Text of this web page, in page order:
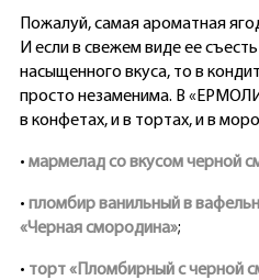
Пожалуй, самая ароматная
И если в свежем виде ее
насыщенного вкуса, то в
просто незаменима. В
в конфетах, и в тортах, и в
• мармелад со вкусом черной
• пломбир ванильный в
«Черная смородина»;
• торт «Пломбирный с черной